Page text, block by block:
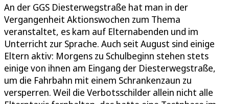
An der GGS Diesterwegstraße hat man in der
Vergangenheit Aktionswochen zum Thema
veranstaltet, es kam auf Elternabenden und im
Unterricht zur Sprache. Auch seit August sind einige
Eltern aktiv: Morgens zu Schulbeginn stehen stets
einige von ihnen am Eingang der Diesterwegstraße,
um die Fahrbahn mit einem Schrankenzaun zu
versperren. Weil die Verbotsschilder allein nicht alle